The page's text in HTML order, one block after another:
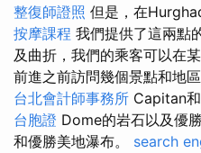
整復師證照 但是，在
按摩課程 我們提供了這兩點
及曲折，我們的乘客可以在
前進之前訪問幾個景點和地
台北會計師事務所 Capitan
台胞證 Dome的岩石以及優
和優勝美地瀑布。 search